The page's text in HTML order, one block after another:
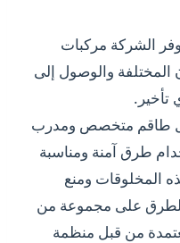
الشركة مركبات
والوصول إلى
تأخير.
طاقم متخصص ومدرب
طرق آمنة ومناسبة
المخلوقات ومنع
على مجموعة من
من قبل منظمة